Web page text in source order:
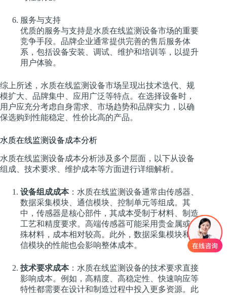
服务与支持
优质的服务与支持是水质在线监测设备市场的重要
竞争手段。品牌企业通常提供完善的售后服务体
系，包括设备安装、调试、维护和培训等，以提升
用户体验。
综上所述，水质在线监测设备市场呈现出技术迭代、规
模扩大、品牌集中、应用广泛等特点。在选择设备时，
用户应充分考虑自身需求、市场趋势和品牌实力，以确
保选购到性能稳定、性价比高的产品。
水质在线监测设备成本分析
水质在线监测设备成本分析涉及多个层面，以下从设备
组成、技术要求、维护成本等方面进行详细解析。
设备组成成本：水质在线监测设备通常由传感器、
数据采集模块、通信模块、控制单元等组成。其
中，传感器是核心部件，其成本受制于材料、制造
工艺和精度要求。高端传感器可能采用贵金属或特
殊材料，成本相对较高。此外，数据采集模块和通
信模块的性能也会影响整体成本。
技术要求成本：水质在线监测设备的技术要求直接
影响成本。例如，高精度、高稳定性、快速响应等
特性都需要在设计和制造过程中投入更多资源。此